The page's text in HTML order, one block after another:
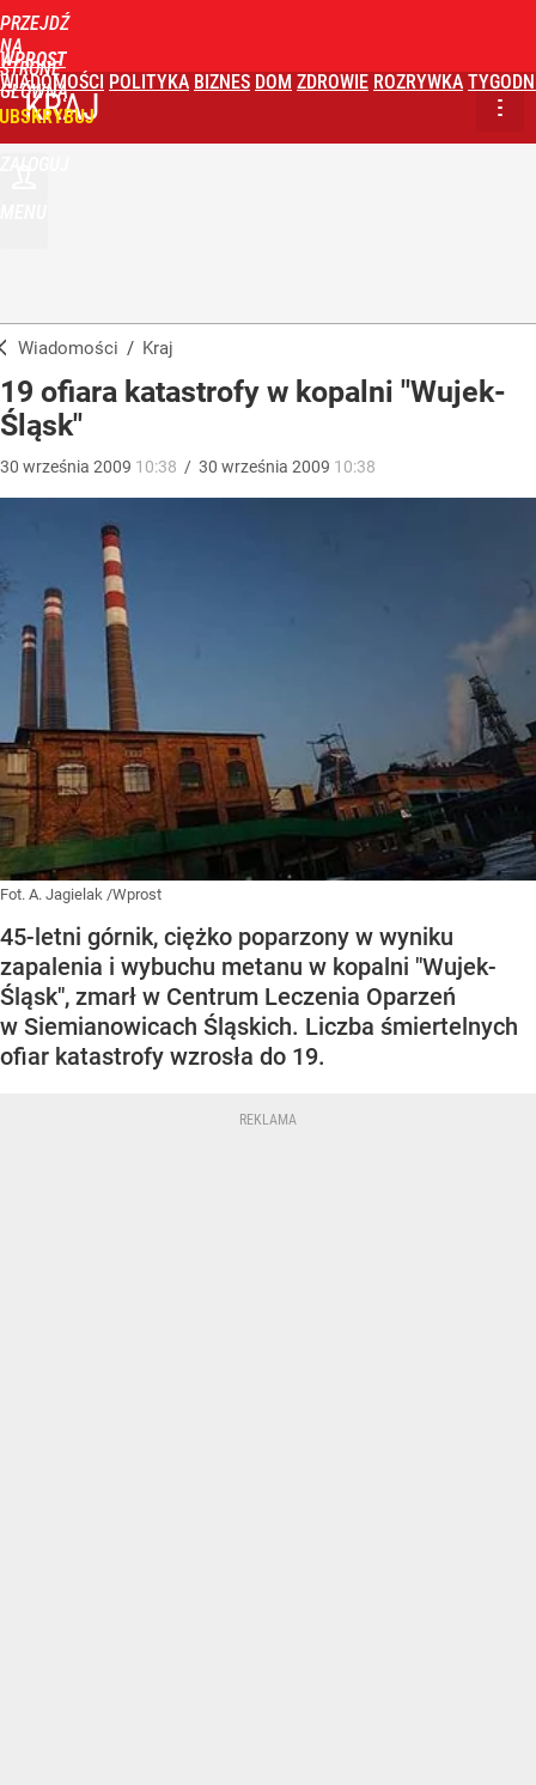
PRZEJDŹ
NA
STRONĘ
GŁÓWNĄ
WPROST
WIADOMOŚCI POLITYKA BIZNES DOM ZDROWIE ROZRYWKA
KRAJ
Wiadomości / Kraj
19 ofiara katastrofy w kopalni "Wujek-
Śląsk"
30 września 2009 10:38 / 30 września 2009 10:38
Fot. A. Jagielak /Wprost
45-letni górnik, ciężko poparzony w wyniku
zapalenia i wybuchu metanu w kopalni "Wujek-
Śląsk", zmarł w Centrum Leczenia Oparzeń
w Siemianowicach Śląskich. Liczba śmiertelnych
ofiar katastrofy wzrosła do 19.